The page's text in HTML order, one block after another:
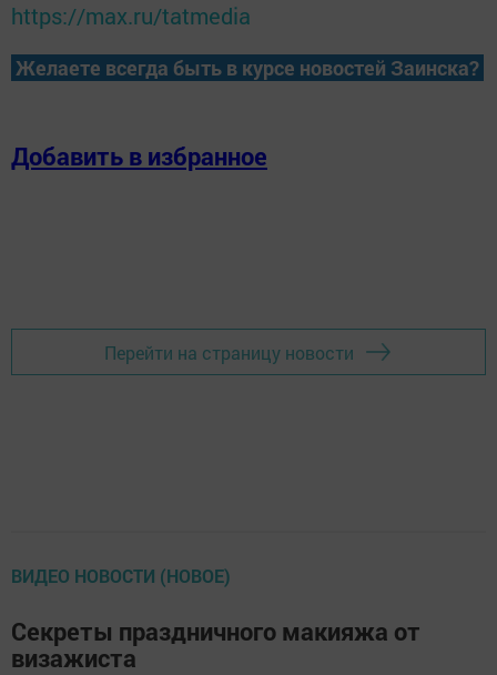
https://max.ru/tatmedia
Желаете всегда быть в курсе новостей Заинска?
Добавить в избранное
Перейти на страницу новости
ВИДЕО НОВОСТИ (НОВОЕ)
Секреты праздничного макияжа от
визажиста